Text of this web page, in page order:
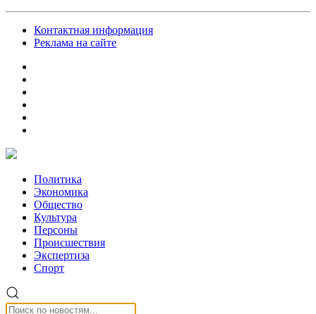
Контактная информация
Реклама на сайте
Политика
Экономика
Общество
Культура
Персоны
Происшествия
Экспертиза
Спорт